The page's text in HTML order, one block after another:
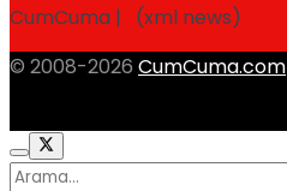
CumCuma | (xml news)
© 2008-2026 CumCuma.com